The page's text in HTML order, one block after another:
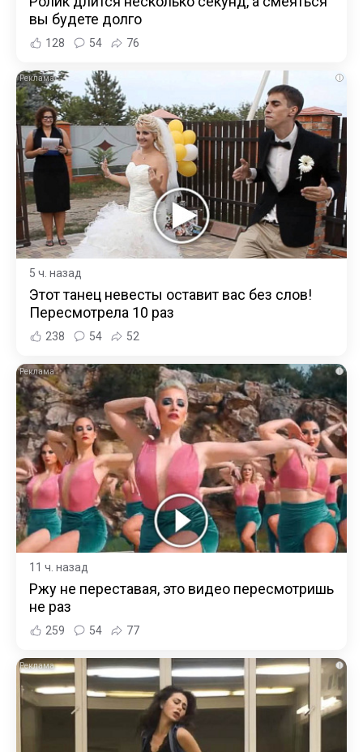
вы будете долго
128 54 76
i
5 ч. назад
Этот танец невесты оставит вас без слов!
Пересмотрела 10 раз
238 54 52
i
11 ч. назад
Ржу не переставая, это видео пересмотришь
не раз
259 54 77
i